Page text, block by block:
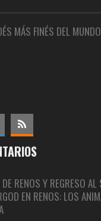
MÁS FINÉS DEL
RENOS Y REGRESO AL
EN RENOS: LOS